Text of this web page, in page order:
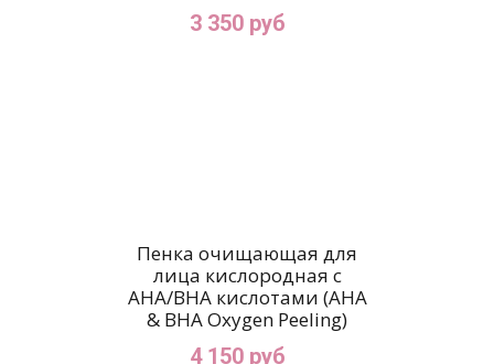
3 350 руб
Пенка очищающая для
лица кислородная с
AHA/BHA кислотами (AHA
& BHA Oxygen Peeling)
4 150 руб